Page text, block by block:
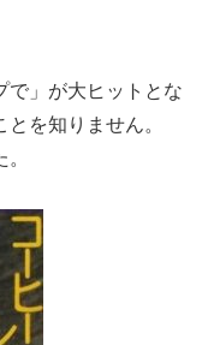
で」が大ヒットとな
を知りません。